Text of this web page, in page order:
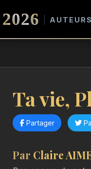
2026
Ta vie,
Partager
Par Claire